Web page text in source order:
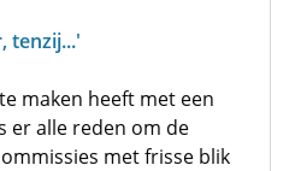
tenzij...'
maken heeft met een
er alle reden om de
met frisse blik